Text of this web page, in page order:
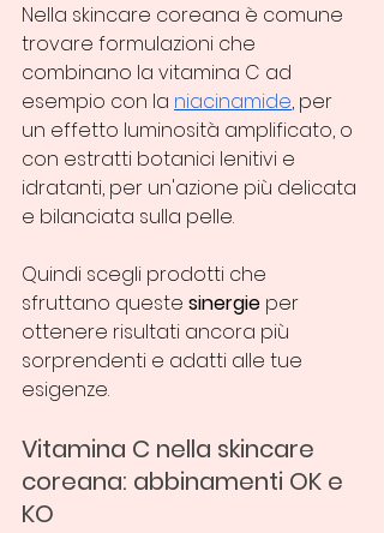
Nella skincare coreana è comune
trovare formulazioni che
combinano la vitamina C ad
esempio con la niacinamide, per
un effetto luminosità amplificato, o
con estratti botanici lenitivi e
idratanti, per un'azione più delicata
e bilanciata sulla pelle.
Quindi scegli prodotti che
sfruttano queste sinergie per
ottenere risultati ancora più
sorprendenti e adatti alle tue
esigenze.
Vitamina C nella skincare
coreana: abbinamenti OK e
KO